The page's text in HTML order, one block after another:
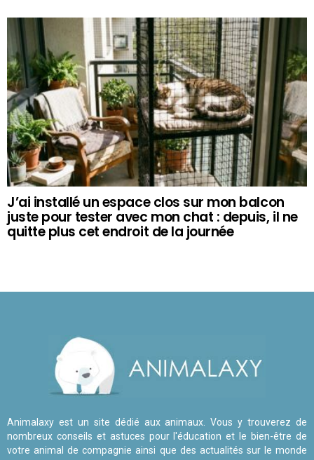
J’ai installé un espace clos sur mon balcon
juste pour tester avec mon chat : depuis, il ne
quitte plus cet endroit de la journée
Animalaxy est un site dédié aux animaux. Vous y trouverez de
nombreux conseils et astuces pour l'éducation et le bien-être de
votre animal de compagnie ainsi que des actualités sur le monde